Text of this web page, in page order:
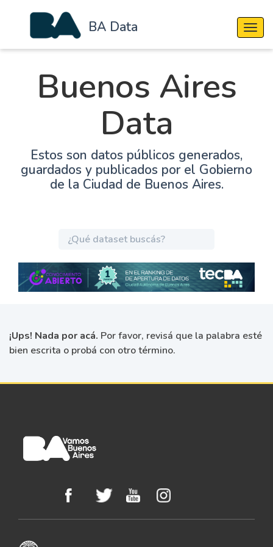
BA Data
Buenos Aires
Data
Estos son datos públicos generados,
guardados y publicados por el Gobierno
de la Ciudad de Buenos Aires.
¡Ups! Nada por acá. Por favor, revisá que la palabra esté
bien escrita o probá con otro término.